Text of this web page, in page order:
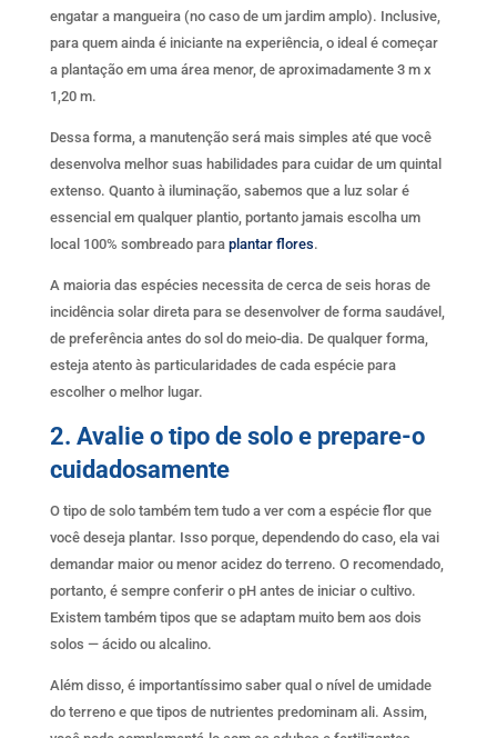
engatar a mangueira (no caso de um jardim amplo). Inclusive,
para quem ainda é iniciante na experiência, o ideal é começar
a plantação em uma área menor, de aproximadamente 3 m x
1,20 m.
Dessa forma, a manutenção será mais simples até que você
desenvolva melhor suas habilidades para cuidar de um quintal
extenso. Quanto à iluminação, sabemos que a luz solar é
essencial em qualquer plantio, portanto jamais escolha um
local 100% sombreado para plantar flores.
A maioria das espécies necessita de cerca de seis horas de
incidência solar direta para se desenvolver de forma saudável,
de preferência antes do sol do meio-dia. De qualquer forma,
esteja atento às particularidades de cada espécie para
escolher o melhor lugar.
2. Avalie o tipo de solo e prepare-o
cuidadosamente
O tipo de solo também tem tudo a ver com a espécie flor que
você deseja plantar. Isso porque, dependendo do caso, ela vai
demandar maior ou menor acidez do terreno. O recomendado,
portanto, é sempre conferir o pH antes de iniciar o cultivo.
Existem também tipos que se adaptam muito bem aos dois
solos — ácido ou alcalino.
Além disso, é importantíssimo saber qual o nível de umidade
do terreno e que tipos de nutrientes predominam ali. Assim,